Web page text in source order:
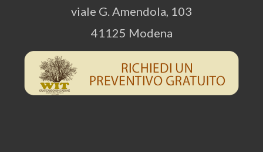
viale G. Amendola, 103
41125 Modena